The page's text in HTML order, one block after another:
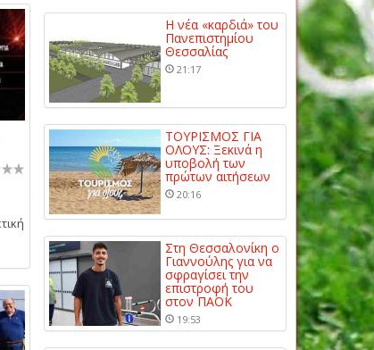
Η νέα «καρδιά» του
Πανεπιστημίου
Θεσσαλίας
21:17
ΤΟΥΡΙΣΜΟΣ ΓΙΑ
ΟΛΟΥΣ: Ξεκινά η
υποβολή των
πρώτων αιτήσεων
20:16
Στη Θεσσαλονίκη ο
Γιαννούλης για να
σφραγίσει την
επιστροφή του
στον ΠΑΟΚ
19:53